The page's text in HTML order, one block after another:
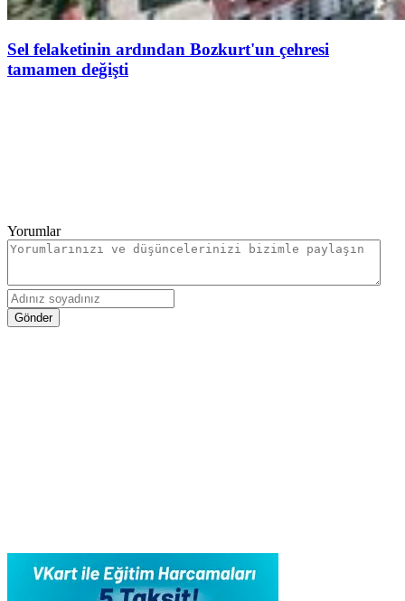
Sel felaketinin ardından Bozkurt'un çehresi
tamamen değişti
Yorumlar
Gönder